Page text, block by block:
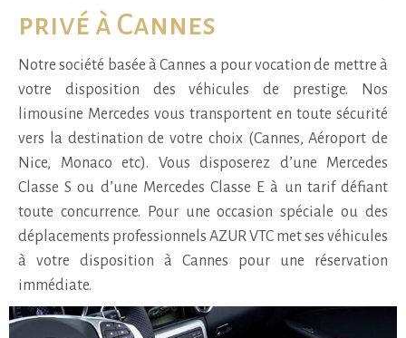
privé à Cannes
Notre société basée à Cannes a pour vocation de mettre à
votre disposition des véhicules de prestige. Nos
limousine Mercedes vous transportent en toute sécurité
vers la destination de votre choix (Cannes, Aéroport de
Nice, Monaco etc). Vous disposerez d’une Mercedes
Classe S ou d’une Mercedes Classe E à un tarif défiant
toute concurrence. Pour une occasion spéciale ou des
déplacements professionnels AZUR VTC met ses véhicules
à votre disposition à Cannes pour une réservation
immédiate.